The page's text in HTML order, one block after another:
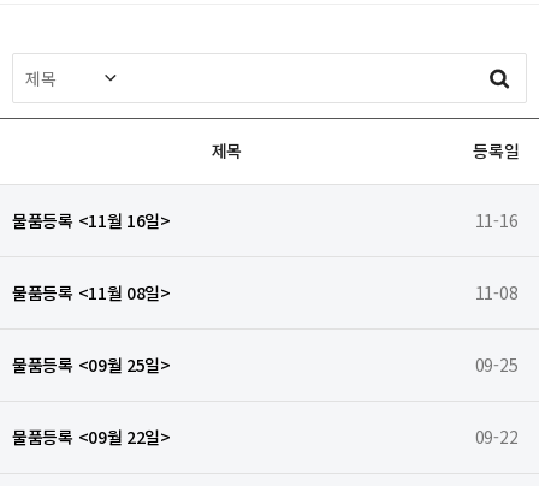
제목 등록일
물품등록 <11월 16일> 11-16
물품등록 <11월 08일> 11-08
물품등록 <09월 25일> 09-25
물품등록 <09월 22일> 09-22